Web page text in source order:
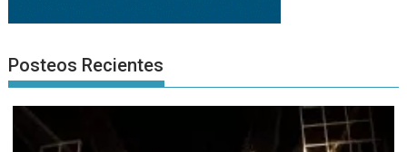
Posteos Recientes